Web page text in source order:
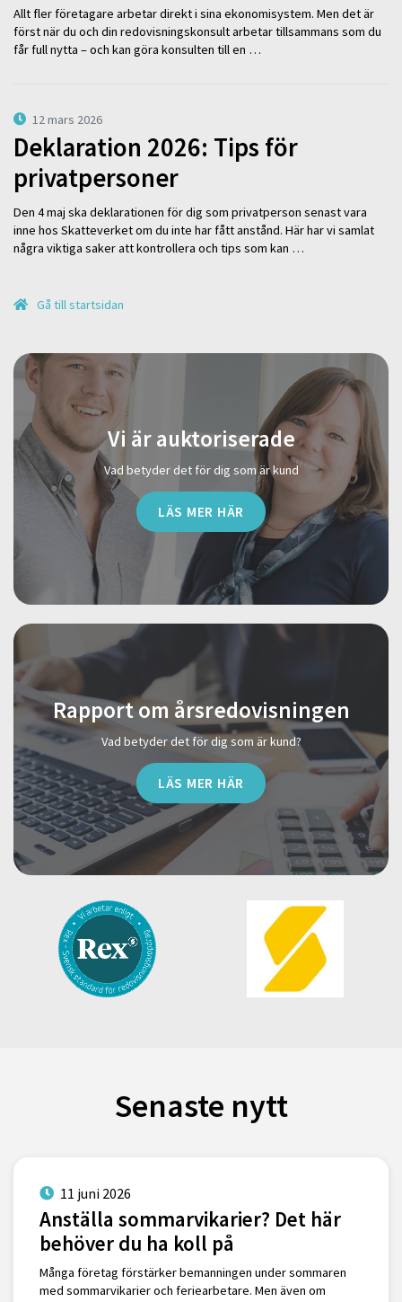
Allt fler företagare arbetar direkt i sina ekonomisystem. Men det är
först när du och din redovisningskonsult arbetar tillsammans som du
får full nytta – och kan göra konsulten till en …
12 mars 2026
Deklaration 2026: Tips för
privatpersoner
Den 4 maj ska deklarationen för dig som privatperson senast vara
inne hos Skatteverket om du inte har fått anstånd. Här har vi samlat
några viktiga saker att kontrollera och tips som kan …
Gå till startsidan
Vi är auktoriserade
Vad betyder det för dig som är kund
LÄS MER HÄR
Rapport om årsredovisningen
Vad betyder det för dig som är kund?
LÄS MER HÄR
Senaste nytt
11 juni 2026
Anställa sommarvikarier? Det här
behöver du ha koll på
Många företag förstärker bemanningen under sommaren
med sommarvikarier och feriearbetare. Men även om